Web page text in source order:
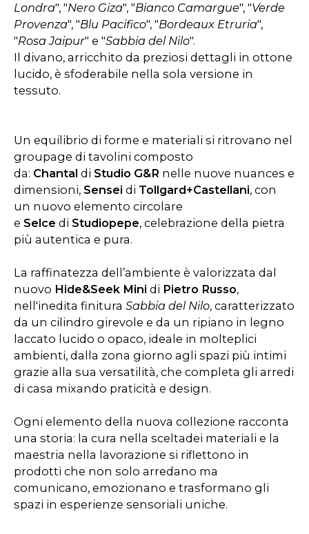
Londra", "Nero Giza", "Bianco Camargue", "Verde
Provenza", "Blu Pacifico", "Bordeaux Etruria",
"Rosa Jaipur" e "Sabbia del Nilo".
Il divano, arricchito da preziosi dettagli in ottone
lucido, è sfoderabile nella sola versione in
tessuto.
Un equilibrio di forme e materiali si ritrovano nel
groupage di tavolini composto
da: Chantal di Studio G&R nelle nuove nuances e
dimensioni, Sensei di Tollgard+Castellani, con
un nuovo elemento circolare
e Selce di Studiopepe, celebrazione della pietra
più autentica e pura.
La raffinatezza dell’ambiente è valorizzata dal
nuovo Hide&Seek Mini di Pietro Russo,
nell'inedita finitura Sabbia del Nilo, caratterizzato
da un cilindro girevole e da un ripiano in legno
laccato lucido o opaco, ideale in molteplici
ambienti, dalla zona giorno agli spazi più intimi
grazie alla sua versatilità, che completa gli arredi
di casa mixando praticità e design.
Ogni elemento della nuova collezione racconta
una storia: la cura nella sceltadei materiali e la
maestria nella lavorazione si riflettono in
prodotti che non solo arredano ma
comunicano, emozionano e trasformano gli
spazi in esperienze sensoriali uniche.